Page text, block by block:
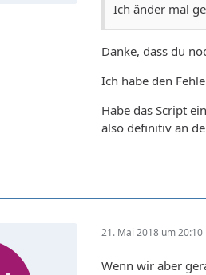
Ich änder mal
Danke, dass du
Ich habe den
Habe das Script
also definitiv an
21. Mai 2018 um 20:10
Wenn wir aber